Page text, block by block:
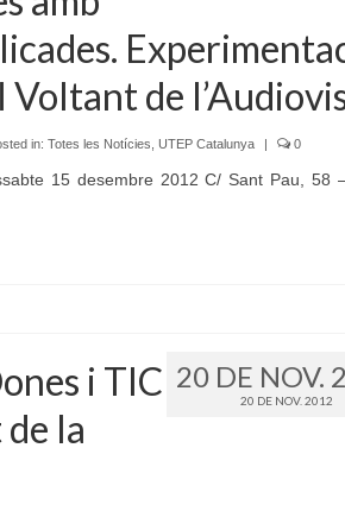
Voltant de
in: Totes les Notícies UTEP Catalunya | 0
15 desembre 2012 C/ Sant Pau, 58
20 DE NOV.
20 DE NOV. 2012
i TIC
la